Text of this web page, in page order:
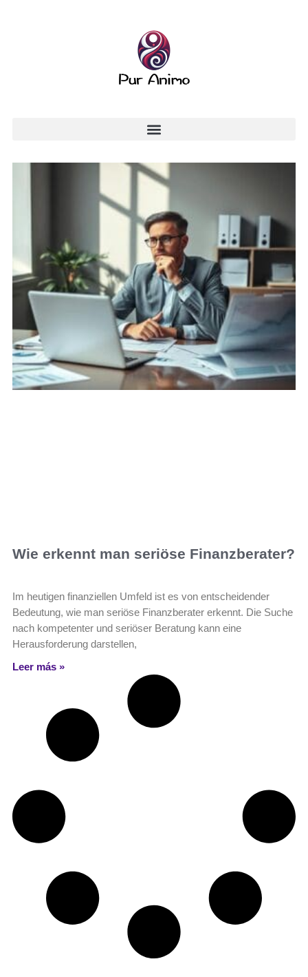
Wie erkennt man seriöse Finanzberater?
Im heutigen finanziellen Umfeld ist es von entscheidender
Bedeutung, wie man seriöse Finanzberater erkennt. Die Suche
nach kompetenter und seriöser Beratung kann eine
Herausforderung darstellen,
Leer más »